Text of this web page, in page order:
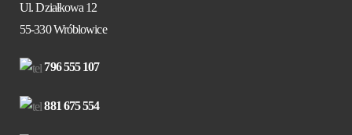
Ul. Działkowa 12
55-330 Wróblowice
796 555 107
881 675 554